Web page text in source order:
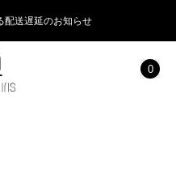
配送遅延のお知らせ